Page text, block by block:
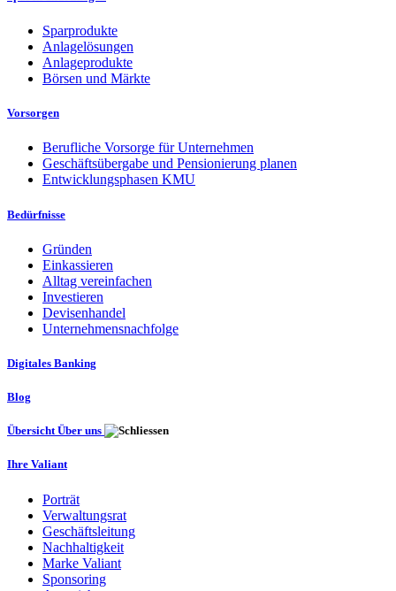
Sparprodukte
Anlagelösungen
Anlageprodukte
Börsen und Märkte
Vorsorgen
Berufliche Vorsorge für Unternehmen
Geschäftsübergabe und Pensionierung planen
Entwicklungsphasen KMU
Bedürfnisse
Gründen
Einkassieren
Alltag vereinfachen
Investieren
Devisenhandel
Unternehmensnachfolge
Digitales Banking
Blog
Übersicht Über uns
Ihre Valiant
Porträt
Verwaltungsrat
Geschäftsleitung
Nachhaltigkeit
Marke Valiant
Sponsoring